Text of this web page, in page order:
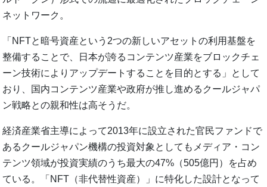
ネットワーク。
「NFTと暗号資産という2つの新しいアセットの利⽤基盤を
整備することで、日本が誇るコンテンツ産業をブロックチェ
ーン技術によりアップデートすることを⽬的とする」として
おり、国内コンテンツ産業や政府が推し進めるクールジャパ
ン戦略との親和性は高そうだ。
経済産業省主導によって2013年に設⽴された官⺠ファンドで
あるクールジャパン機構の投資対象としてもメディア・コン
テンツ領域が投資実績のうち最⼤の47%（505億円）を占め
ている。「NFT（非代替性資産）」に特化した設計となって